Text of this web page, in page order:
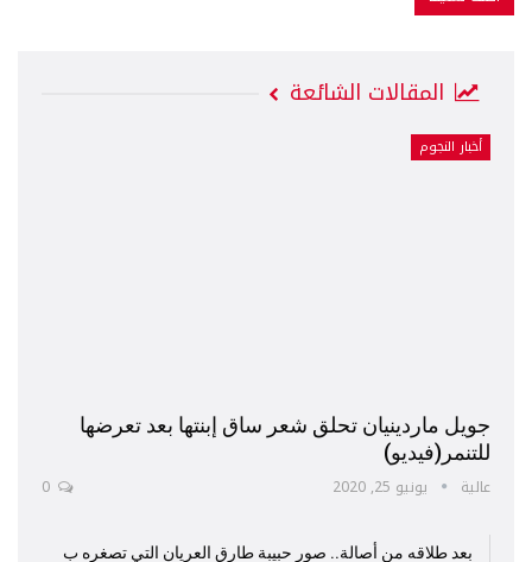
المقالات الشائعة
أخبار النجوم
جويل ماردينيان تحلق شعر ساق إبنتها بعد تعرضها
للتنمر(فيديو)
عالية يونيو 25, 2020
بعد طلاقه من أصالة.. صور حبيبة طارق العريان التي تصغره ب